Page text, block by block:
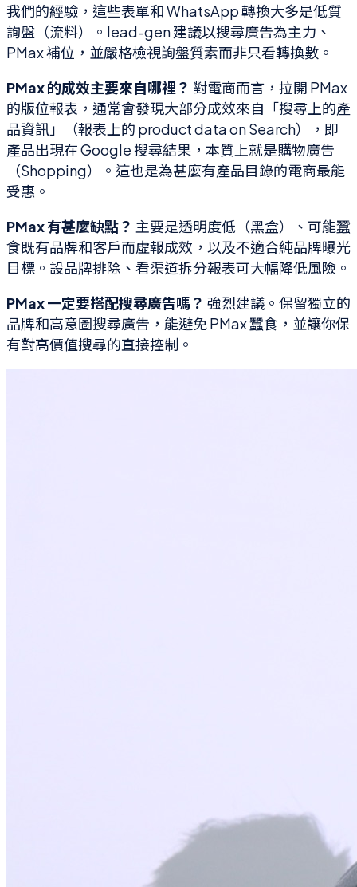
我們的經驗，這些表單和 WhatsApp 轉換大多是低質
詢盤（流料）。lead-gen 建議以搜尋廣告為主力、
PMax 補位，並嚴格檢視詢盤質素而非只看轉換數。
PMax 的成效主要來自哪裡？ 對電商而言，拉開 PMax
的版位報表，通常會發現大部分成效來自「搜尋上的產
品資訊」（報表上的 product data on Search），即
產品出現在 Google 搜尋結果，本質上就是購物廣告
（Shopping）。這也是為甚麼有產品目錄的電商最能
受惠。
PMax 有甚麼缺點？ 主要是透明度低（黑盒）、可能蠶
食既有品牌和客戶而虛報成效，以及不適合純品牌曝光
目標。設品牌排除、看渠道拆分報表可大幅降低風險。
PMax 一定要搭配搜尋廣告嗎？ 強烈建議。保留獨立的
品牌和高意圖搜尋廣告，能避免 PMax 蠶食，並讓你保
有對高價值搜尋的直接控制。